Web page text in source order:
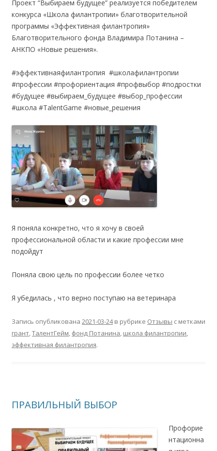
Проект “Выбираем будущее” реализуется победителем
конкурса «Школа филантропии» благотворительной
программы «Эффективная филантропия»
Благотворительного фонда Владимира Потанина –
АНКПО «Новые решения».
#эффективнаяфилантропия #школафилантропии
#профессии #профориентация #профвыбор #подростки
#будущее #выбираем_будущее #выбор_профессии
#школа #TalentGame #новые_решения
Я поняла конкретно, что я хочу в своей
профессиональной области и какие профессии мне
подойдут
Поняла свою цель по профессии более четко
Я убедилась , что верно поступаю на ветеринара
Запись опубликована 2021-03-24в рубрике Отзывы с метками
грант,ТалентГейм, фонд Потанина, школа филантропии,
эффективная филантропия.
ПРАВИЛЬНЫЙ ВЫБОР
Профорие
нтационна